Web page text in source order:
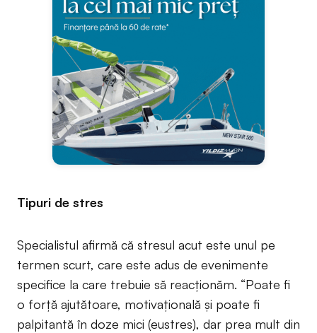
Tipuri de stres
Specialistul afirmă că stresul acut este unul pe
termen scurt, care este adus de evenimente
specifice la care trebuie să reacţionăm. “Poate fi
o forţă ajutătoare, motivaţională şi poate fi
palpitantă în doze mici (eustres), dar prea mult din